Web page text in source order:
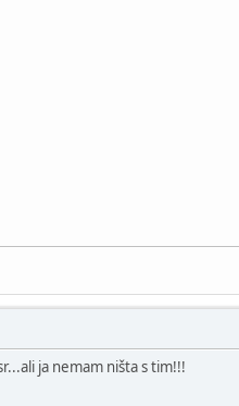
ja nemam ništa s tim!!!